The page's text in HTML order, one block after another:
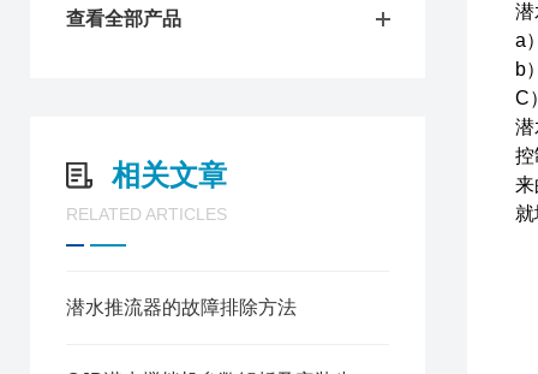
查看全部产品
相关文章
RELATED ARTICLES
潜水推流器的故障排除方法
潜
a
b
C
潜
控
来